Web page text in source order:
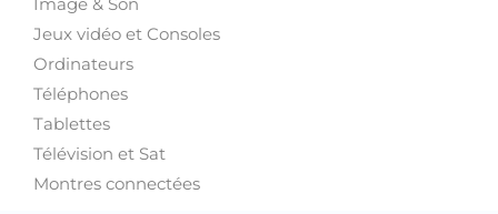
Jeux vidéo et Consoles
Ordinateurs
Téléphones
Tablettes
Télévision et Sat
Montres connectées